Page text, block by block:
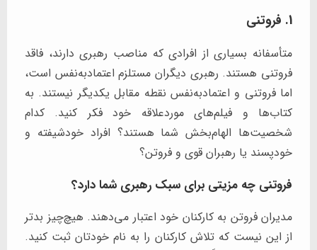
1. فروتنی
متأسفانه بسیاری از افرادی که مناصب رهبری دارند، فاقد
فروتنی هستند. رهبری دیگران مستلزم اعتمادبه‌نفس است،
اما فروتنی و اعتمادبه‌نفس نقطه مقابل یکدیگر نیستند. به
کتاب‌ها و فیلم‌های موردعلاقه خود فکر کنید. کدام
شخصیت‌ها الهام‌بخش شما هستند؟ افراد خودشیفته و
خودپسند یا رهبران قوی و فروتن؟
فروتنی چه مزیتی برای سبک رهبری شما دارد؟
مدیران فروتن به کارکنان خود اعتبار می‌دهند. هیچ‌چیز بدتر
از این نیست که تلاش کارکنان را به نام خودتان ثبت کنید.